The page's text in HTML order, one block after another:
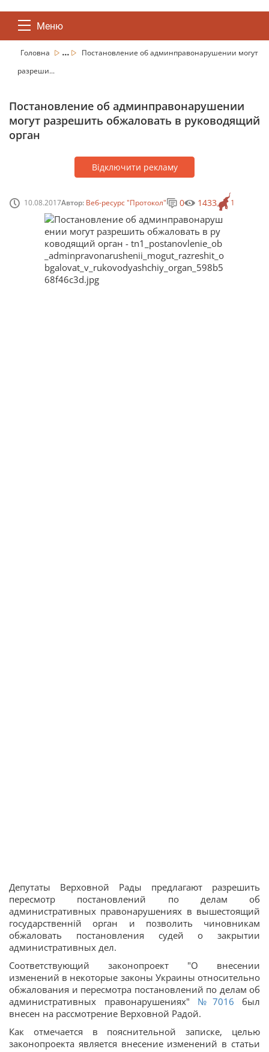
Меню
Головна ...
Постановление об админправонарушении могут
разреши...
Постановление об админправонарушении
могут разрешить обжаловать в руководящий
орган
Відключити рекламу
10.08.2017Автор: Веб-ресурс "Протокол" 1
0 1433
Депутаты Верховной Рады предлагают разрешить
пересмотр постановлений по делам об
административных правонарушениях в вышестоящий
государственній орган и позволить чиновникам
обжаловать постановления судей о закрытии
административных дел.
Соответствующий законопроект "О внесении
изменений в некоторые законы Украины относительно
обжалования и пересмотра постановлений по делам об
административных правонарушениях" №7016 был
внесен на рассмотрение Верховной Радой.
Как отмечается в пояснительной записке, целью
законопроекта является внесение изменений в статьи